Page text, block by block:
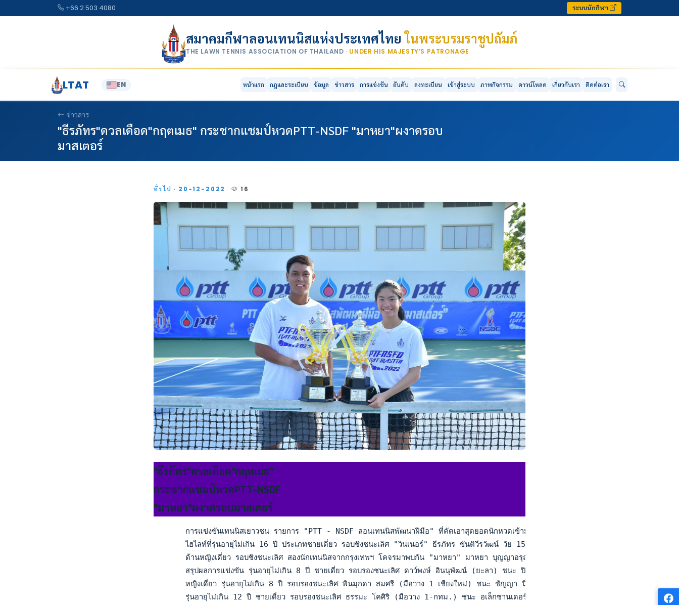
+66 2 503 4080 ระบบนักกีฬา
สมาคมกีฬาลอนเทนนิสแห่งประเทศไทยในพระบรมราชูปถัมภ์
THE LAWN TENNIS ASSOCIATION OF THAILAND · UNDER HIS MAJESTY’S PATRONAGE
LTAT EN หน้าแรก กฎและระเบียบ ข้อมูล ข่าวสาร การแข่งขัน อันดับ ลงทะเบียน เข้าสู่ระบบ ภาพกิจกรรม ดาวน์โหลด เกี่ยวกับเรา ติดต่อเรา
ข่าวสาร
"ธีรภัทร"ดวลเดือด"กฤตเมธ" กระชากแชมป์หวดPTT-NSDF "มาหยา"ผงาดรอบ
มาสเตอร์
ทั่วไป · 20-12-2022 16
"ธีรภัทร"ดวลเดือด"กฤตเมธ"
กระชากแชมป์หวดPTT-NSDF
"มาหยา"ผงาดรอบมาสเตอร์
การแข่งขันเทนนิสเยาวชน รายการ "PTT - NSDF ลอนเทนนิสพัฒนาฝีมือ" ที่คัดเอาสุดยอดนักหวดเข้ามาแข่งขันในรอบมาสเตอร์ ประจำปี 2565
ไฮไลท์ที่รุ่นอายุไม่เกิน 16 ปี ประเภทชายเดี่ยว รอบชิงชนะเลิศ "วินเนอร์" ธีรภัทร ขันติวีรวัฒน์ วัย 15 ปี จาก "เมืองหมอแคน" ขอนแก่น มือ
ด้านหญิงเดี่ยว รอบชิงชนะเลิศ สองนักเทนนิสจากกรุงเทพฯ โคจรมาพบกัน "มาหยา" มาหยา บุญญาอรุณเนตร วัย 15 ปี มือ 3 ของประเทศไทย
สรุปผลการแข่งขัน รุ่นอายุไม่เกิน 8 ปี ชายเดี่ยว รอบรองชนะเลิศ ดาว์พงษ์ อินนุพัฒน์ (ยะลา) ชนะ ปิติ โชติมณี (มือวาง 2-ชุมพร) 4-1,
หญิงเดี่ยว รุ่นอายุไม่เกิน 8 ปี รอบรองชนะเลิศ พินมุกดา สมศรี (มือวาง 1-เชียงใหม่) ชนะ ชัญญา นิ่มวชิระสุนทร (กทม.) 5-3, 4-2 ปัณ
รุ่นอายุไม่เกิน 12 ปี ชายเดี่ยว รอบรองชนะเลิศ ธรรมะ โคศิริ (มือวาง 1-กทม.) ชนะ อเล็กซานเดอร์ ซาดอฟ (ชลบุรี) 4-1, 4-0 ศิวกร ฉว